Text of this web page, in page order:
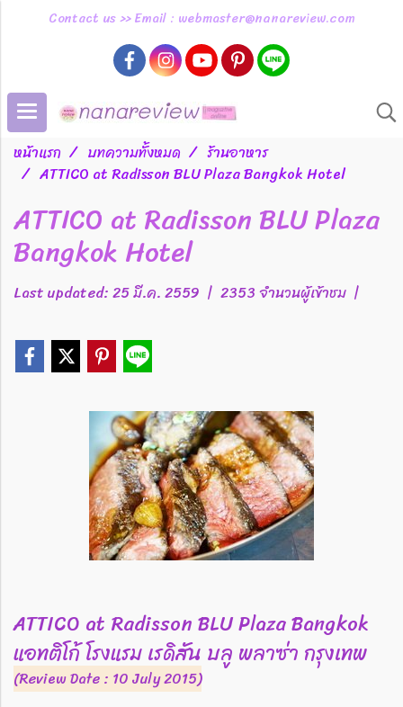
Contact us >> Email : webmaster@nanareview.com
หน้าแรก บทความทั้งหมด
ร้านอาหาร
ATTICO at Radisson BLU Plaza Bangkok Hotel
ATTICO at Radisson BLU Plaza
Bangkok Hotel
Last updated: 25 มี.ค. 2559 | 2353 จำนวนผู้เข้าชม |
ATTICO at Radisson BLU Plaza Bangkok
แอทติโก้ โรงแรม เรดิสัน บลู พลาซ่า กรุงเทพ
(Review Date : 10 July 2015)